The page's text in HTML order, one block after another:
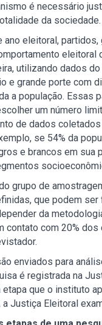
é necessário
da sociedade.
ano eleitoral,
eleitoral
utilizando dados
e grande porte com
a população. Essas
um número
de dados
se 54% da
e brancos em sua
grupo de
que podem
da
contato com 20%
enviados para
é registrada na
que o instituto
Justiça Eleitoral